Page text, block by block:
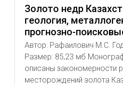
Золото недр
геология,
прогнозно-
Автор: Рафаилович М.С.
Размер: 85,23 мб
описаны закономерности
месторождений золота